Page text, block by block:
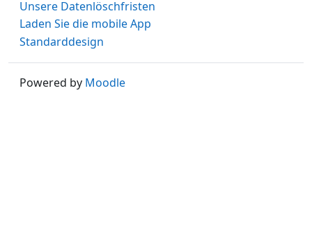
Unsere Datenlöschfristen
Laden Sie die mobile App
Standarddesign
Powered by Moodle